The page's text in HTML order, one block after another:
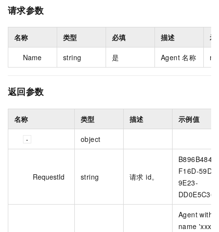
请求参数
名称 类型 必填 描述 示
Name string 是 Agent 名称
返回参数
名称 类型 描述 示例值
object
RequestId string 请求 id。
B896B484-
F16D-
9E23-
Agent with
name 'xxx'